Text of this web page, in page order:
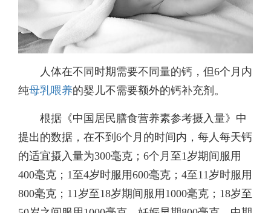
人体在不同时期需要不同量的钙，但6个月内
纯母乳喂养的婴儿不需要额外的钙补充剂。
根据《中国居民膳食营养素参考摄入量》中
提出的数据，在不到6个月的时间内，每人每天钙
的适宜摄入量为300毫克；6个月至1岁期间服用
400毫克；1至4岁时服用600毫克；4至11岁时服用
800毫克；11岁至18岁期间服用1000毫克；18岁至